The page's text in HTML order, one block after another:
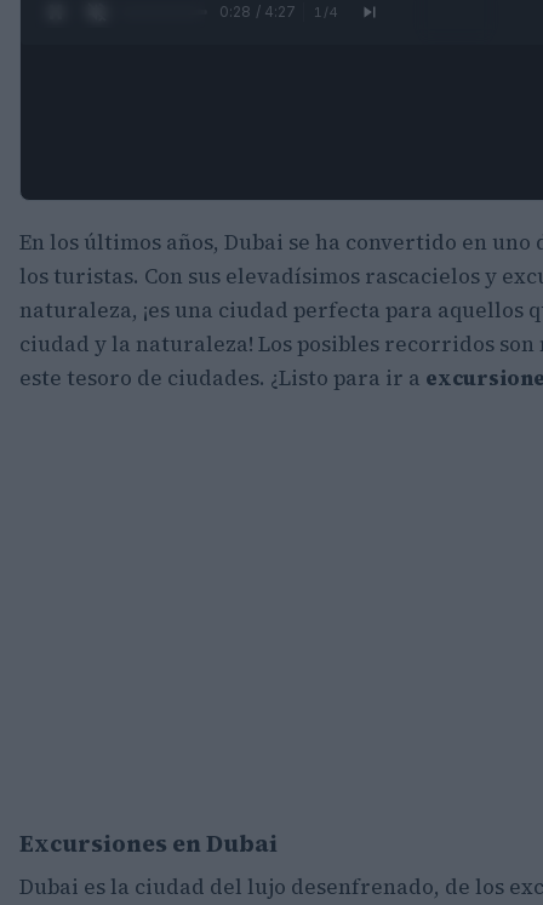
0:29 / 4:27 1 /4
En los últimos años, Dubai se ha convertido en
los turistas. Con sus elevadísimos rascacielos y
naturaleza, ¡es una ciudad perfecta para aquellos
ciudad y la naturaleza! Los posibles recorridos
este tesoro de ciudades. ¿Listo para ir a
Excursiones en Dubai
Dubai es la ciudad del lujo desenfrenado, de los